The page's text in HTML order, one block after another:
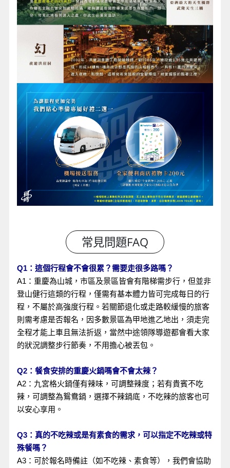
Q1：這個行程會不會很累？需要走很多路嗎？
A1：重慶為山城，市區及景區皆會有階梯需步行，但並非
登山健行這類的行程，僅需有基本體力皆可完成每日的行
程，不屬於高強度行程。若關節退化或走路較緩慢的旅客
則需考慮是否報名，因多數景區為甲地進乙地出，須走完
全程才能上車且無法折返，當然中途領隊導遊都會看大家
的狀況調整步行節奏，不用擔心被丟包。
Q2：餐食安排的重慶火鍋嗎會不會太辣？
A2：九宮格火鍋僅有辣味，可調整辣度；若有貴賓不吃
辣，可調整為鴛鴦鍋，選擇不辣鍋底，不吃辣的旅客也可
以安心享用。
Q3：真的不吃辣或是有素食的需求，可以指定不吃辣或特
殊餐嗎？
A3：可於報名時備註（如不吃辣、素食等），我們會協助